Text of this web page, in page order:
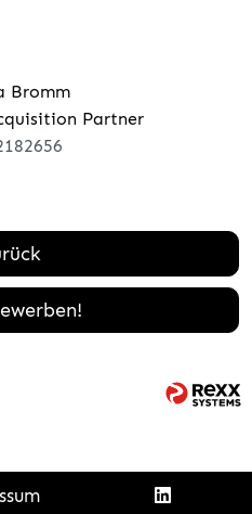
Bromm
Partner